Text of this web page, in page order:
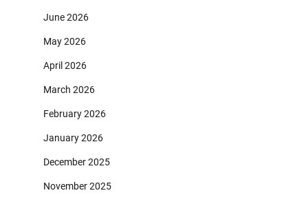
June 2026
May 2026
April 2026
March 2026
February 2026
January 2026
December 2025
November 2025